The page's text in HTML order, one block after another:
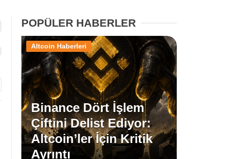
Instagram
Youtube
TikTok
Pinterest
POPÜLER HABERLER
Binance Dört İşlem
Çiftini Delist Ediyor:
Altcoin’ler İçin Kritik
Ayrıntı
Altcoin Haberleri